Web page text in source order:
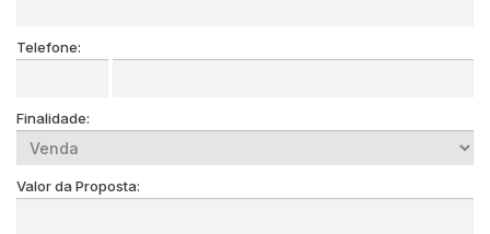
Telefone:
Finalidade:
Valor da Proposta: